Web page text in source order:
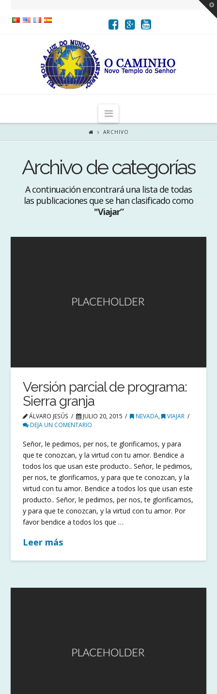
Navigation
ARCHIVO
Archivo de categorías
A continuación encontrará una lista de todas
las publicaciones que se han clasificado como
"Viajar”
Versión parcial de programa:
Sierra granja
ÁLVARO JESÚS JULIO 20, 2015 NEVADA,
VIAJAR
DEJA UN COMENTARIO
Señor, le pedimos, per nos, te glorificamos, y para
que te conozcan, y la virtud con tu amor. Bendice a
todos los que usan este producto.. Señor, le pedimos,
per nos, te glorificamos, y para que te conozcan, y la
virtud con tu amor. Bendice a todos los que usan este
producto.. Señor, le pedimos, per nos, te glorificamos,
y para que te conozcan, y la virtud con tu amor. Por
favor bendice a todos los que …
Leer más